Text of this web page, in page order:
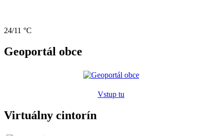
24/11 °C
Geoportál obce
Vstup tu
Virtuálny cintorín